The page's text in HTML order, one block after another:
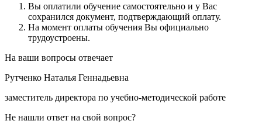
Вы оплатили обучение самостоятельно и у Вас
сохранился документ, подтверждающий оплату.
На момент оплаты обучения Вы официально
трудоустроены.
На ваши вопросы отвечает
Рутченко Наталья Геннадьевна
заместитель директора по учебно-методической работе
Не нашли ответ на свой вопрос?